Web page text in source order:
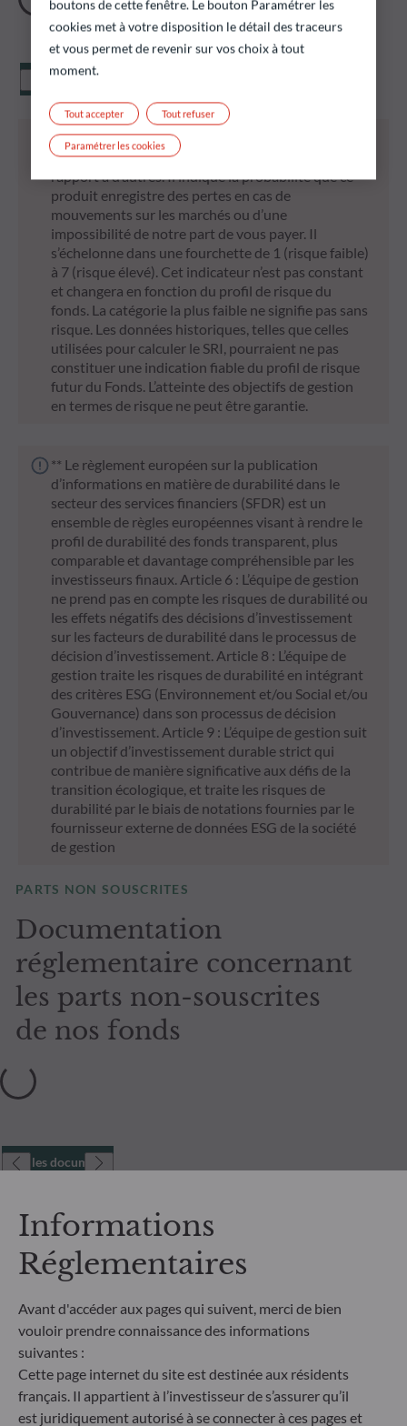
Valeur liquidative
* L’indicateur synthétique de risque (SRI) permet
d’apprécier le niveau de risque de ce produit par
rapport à d’autres. Il indique la probabilité que ce
produit enregistre des pertes en cas de
mouvements sur les marchés ou d’une
impossibilité de notre part de vous payer. Il
s’échelonne dans une fourchette de 1 (risque faible)
à 7 (risque élevé). Cet indicateur n’est pas constant
et changera en fonction du profil de risque du
fonds. La catégorie la plus faible ne signifie pas sans
risque. Les données historiques, telles que celles
utilisées pour calculer le SRI, pourraient ne pas
constituer une indication fiable du profil de risque
futur du Fonds. L’atteinte des objectifs de gestion
en termes de risque ne peut être garantie.
** Le règlement européen sur la publication
d’informations en matière de durabilité dans le
secteur des services financiers (SFDR) est un
ensemble de règles européennes visant à rendre le
profil de durabilité des fonds transparent, plus
comparable et davantage compréhensible par les
investisseurs finaux. Article 6 : L’équipe de gestion
ne prend pas en compte les risques de durabilité ou
les effets négatifs des décisions d’investissement
sur les facteurs de durabilité dans le processus de
décision d’investissement. Article 8 : L’équipe de
gestion traite les risques de durabilité en intégrant
des critères ESG (Environnement et/ou Social et/ou
Gouvernance) dans son processus de décision
d’investissement. Article 9 : L’équipe de gestion suit
un objectif d’investissement durable strict qui
contribue de manière significative aux défis de la
transition écologique, et traite les risques de
durabilité par le biais de notations fournies par le
fournisseur externe de données ESG de la société
de gestion
PARTS NON SOUSCRITES
Documentation
réglementaire concernant
les parts non-souscrites
de nos fonds
Tous les documents
Informations
Réglementaires
Avant d'accéder aux pages qui suivent, merci de bien
vouloir prendre connaissance des informations
suivantes :
Cette page internet du site est destinée aux résidents
français. Il appartient à l’investisseur de s’assurer qu’il
est juridiquement autorisé à se connecter à ces pages et
boutons de cette fenêtre. Le bouton Paramétrer les
cookies met à votre disposition le détail des traceurs
et vous permet de revenir sur vos choix à tout
moment.
Tout refuser
Tout accepter
Paramétrer les cookies